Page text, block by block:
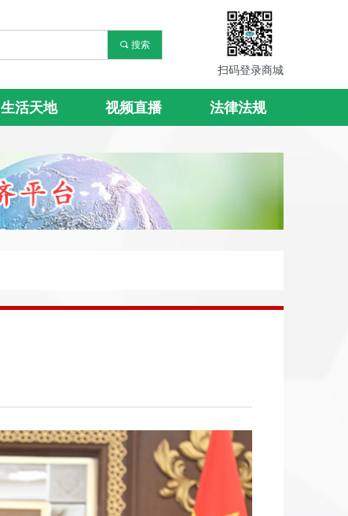
生活天地 视频直播 法律法规
끠 搜索
扫码登录商城